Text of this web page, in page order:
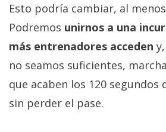
encontrarás
todas las
noticias sobre
tecnología,
móviles,
ordenadores,
informática,
videojuegos,
comparativas,
Esto podría cambiar, al
Podremos unirnos a una
más entrenadores acceden
no seamos suficientes,
que acaben los 120 segundos
sin perder el pase.